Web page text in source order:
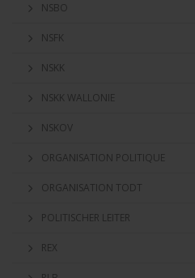
NSBO
NSFK
NSKK
NSKK WALLONIE
NSKOV
ORGANISATION POLITIQUE
ORGANISATION TODT
POLITISCHER LEITER
REX